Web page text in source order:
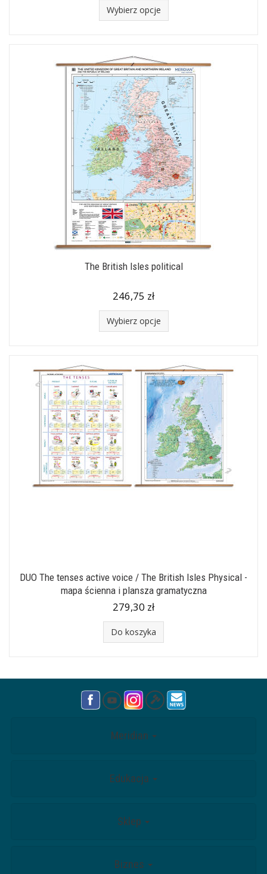
Wybierz opcje
The British Isles political
246,75 zł
Wybierz opcje
DUO The tenses active voice / The British Isles Physical -
mapa ścienna i plansza gramatyczna
279,30 zł
Do koszyka
Meridian
Edukacja
Sklep
Biznes